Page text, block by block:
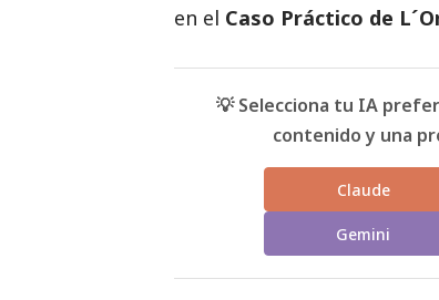
en el Caso Práctico de
💡 Selecciona tu IA
contenido y una
Claude
Gemini